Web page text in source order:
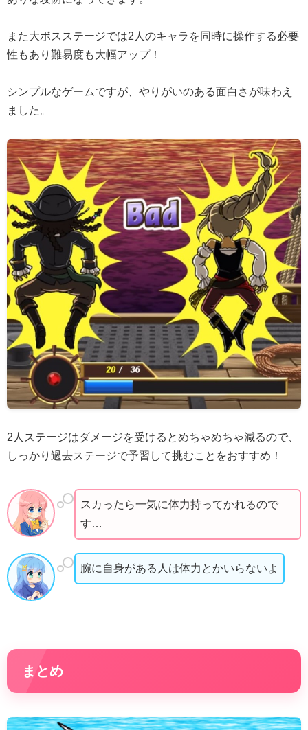
また大ボスステージでは2人のキャラを同時に操作する必要
性もあり難易度も大幅アップ！
シンプルなゲームですが、やりがいのある面白さが味わえ
ました。
2人ステージはダメージを受けるとめちゃめちゃ減るので、
しっかり過去ステージで予習して挑むことをおすすめ！
スカったら一気に体力持ってかれるので
す…
腕に自身がある人は体力とかいらないよ
まとめ